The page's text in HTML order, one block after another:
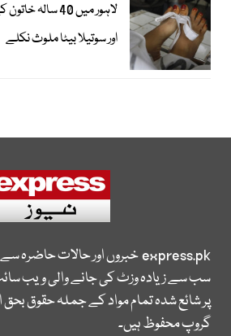
لاہور میں 40
اور سوتیلا بیٹا ملوث نکلے
express.pkخبروں اور حالات حاضرہ
سب سے زیادہ وزٹ کی جانے والی ویب
پر شائع شدہ تمام مواد کے جملہ حقوق
گروپ محفوظ ہیں۔